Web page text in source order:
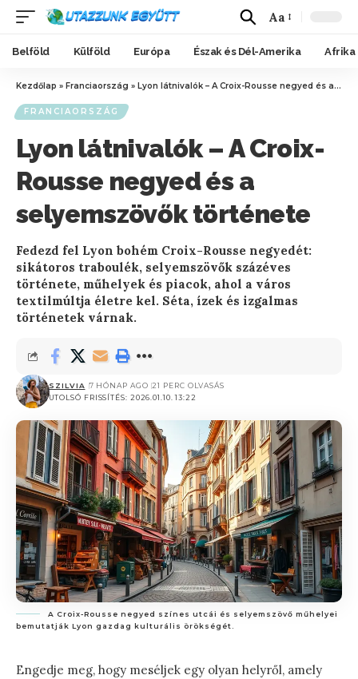
Aa
Belföld Külföld Európa Észak és Dél-Amerika Afrika
Kezdőlap » Franciaország » Lyon látnivalók – A Croix-Rousse negyed és a selyemszövők története
FRANCIAORSZÁG
Lyon látnivalók – A Croix-
Rousse negyed és a
selyemszövők története
Fedezd fel Lyon bohém Croix-Rousse negyedét:
sikátoros traboulék, selyemszövők százéves
története, műhelyek és piacok, ahol a város
textilmúltja életre kel. Séta, ízek és izgalmas
történetek várnak.
UTOLSÓ FRISSÍTÉS: 2026.01.10. 13:22
SZILVIA 7 HÓNAP AGO 21 PERC OLVASÁS
A Croix-Rousse negyed színes utcái és selyemszövő műhelyei
bemutatják Lyon gazdag kulturális örökségét.
Engedje meg, hogy meséljek egy olyan helyről, amely